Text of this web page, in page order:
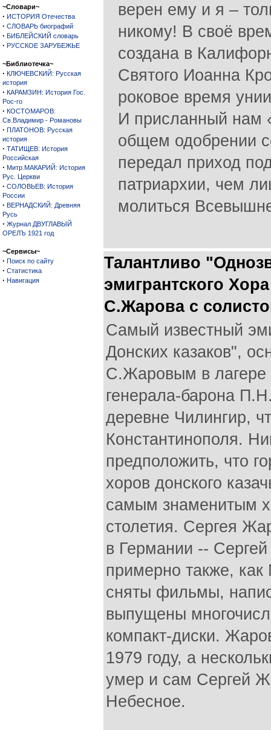
~Словари~
· ИСТОРИЯ Отечества
· СЛОВАРЬ биографий
· БИБЛЕЙСКИЙ словарь
· РУССКОЕ ЗАРУБЕЖЬЕ
~Библиотечка~
· КЛЮЧЕВСКИЙ: Русская
история
· КАРАМЗИН: История Гос.
Рос-го
· КОСТОМАРОВ:
Св.Владимир - Романовы
· ПЛАТОНОВ: Русская
история
· ТАТИЩЕВ: История
Российская
· Митр.МАКАРИЙ: История
Рус. Церкви
· СОЛОВЬЕВ: История
России
· ВЕРНАДСКИЙ: Древняя
Русь
· Журнал ДВУГЛАВЫЙ
ОРЕЛЪ 1921 год
~Сервисы~
· Поиск по сайту
· Статистика
· Навигация
верен ему и я –
никому! В своё
создана в
Святого Иоанна
роковое время
И присланный нам
общем одобрении
передал приход
патриархии, чем
молиться
Талантливо
эмигрантского
С.Жарова с
Самый известный
Донских казаков",
С.Жаровым в лагере
генерала-барона
деревне Чилингир,
Константинополя.
предположить, что
хоров донского
самым знаменитым
столетия. Сергея
в Германии --
примерно также,
сняты фильмы,
выпущены
компакт-диски.
1979 году, а
умер и сам Сергей
Небесное.